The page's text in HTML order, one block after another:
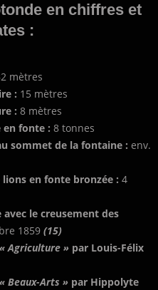
en chiffres et
:
mètres
: 15 mètres
: 8 mètres
en fonte : 8 tonnes
sommet de la fontaine : env.
lions en fonte bronzée : 4
le creusement des
1859 (15)
« Agriculture » par Louis-Félix
« Beaux-Arts » par Hippolyte